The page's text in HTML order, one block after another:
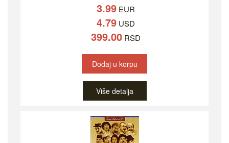
3.99 EUR
4.79 USD
399.00 RSD
Dodaj u korpu
Više detalja